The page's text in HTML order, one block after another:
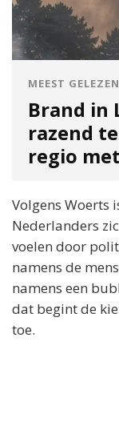
MEEST
Brand in
razend
regio
Volgens Woerts
Nederlanders
voelen door
namens de
namens een
dat begint de
toe.